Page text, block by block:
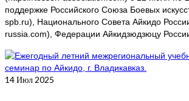
поддержке Российского Союза Боевых
spb.ru), Национального Совета Айкидо
russia.com), Федерации Айкидзюдзюцу
14Июл 2025